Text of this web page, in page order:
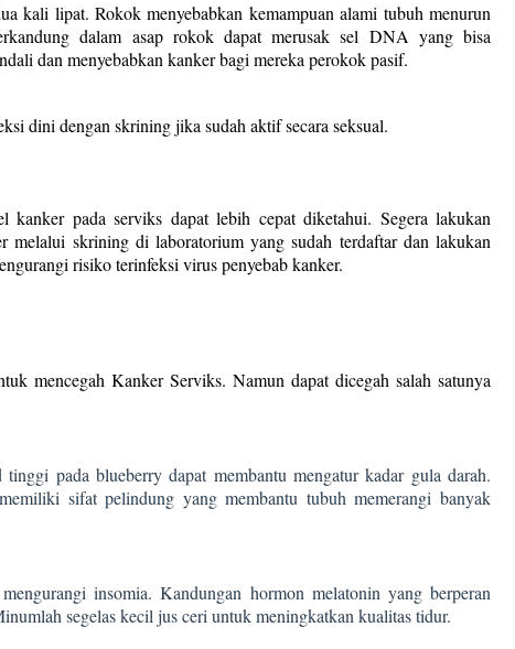
kali lipat. Rokok menyebabkan kemampuan alami tubuh menurun
dalam asap rokok dapat merusak sel DNA yang bisa
dan menyebabkan kanker bagi mereka perokok pasif.
dini dengan skrining jika sudah aktif secara seksual.
kanker pada serviks dapat lebih cepat diketahui. Segera lakukan
melalui skrining di laboratorium yang sudah terdaftar dan lakukan
risiko terinfeksi virus penyebab kanker.
mencegah Kanker Serviks. Namun dapat dicegah salah satunya
pada blueberry dapat membantu mengatur kadar gula darah.
sifat pelindung yang membantu tubuh memerangi banyak
insomia. Kandungan hormon melatonin yang berperan
segelas kecil jus ceri untuk meningkatkan kualitas tidur.